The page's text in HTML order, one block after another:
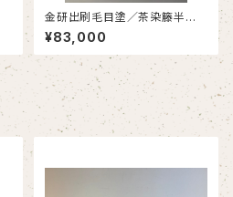
金研出刷毛目塗／茶染籐半千
段巻鞘 金茶色糸柄巻(小刀)
＃612
¥83,000